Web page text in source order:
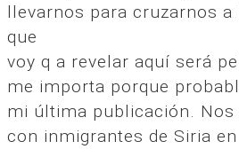
llevarnos para cruzarnos a
que
voy q a revelar aquí será
me importa porque
mi última publicación.
con inmigrantes de Siria